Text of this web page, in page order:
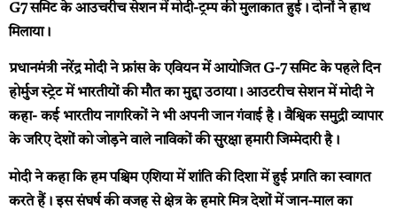
G7 समिट के आउचरीच सेशन में मोदी-ट्रम्प की मुलाकात हुई। दोनों ने हाथ
मिलाया।
प्रधानमंत्री नरेंद्र मोदी ने फ्रांस के एवियन में आयोजित G-7 समिट के पहले दिन
होर्मुज स्ट्रेट में भारतीयों की मौत का मुद्दा उठाया। आउटरीच सेशन में मोदी ने
कहा- कई भारतीय नागरिकों ने भी अपनी जान गंवाई है। वैश्विक समुद्री व्यापार
के जरिए देशों को जोड़ने वाले नाविकों की सुरक्षा हमारी जिम्मेदारी है।
मोदी ने कहा कि हम पश्चिम एशिया में शांति की दिशा में हुई प्रगति का स्वागत
करते हैं। इस संघर्ष की वजह से क्षेत्र के हमारे मित्र देशों में जान-माल का